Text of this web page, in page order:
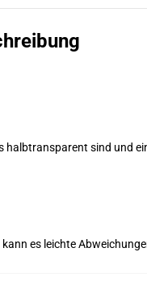
halbtransparent sind und
es leichte